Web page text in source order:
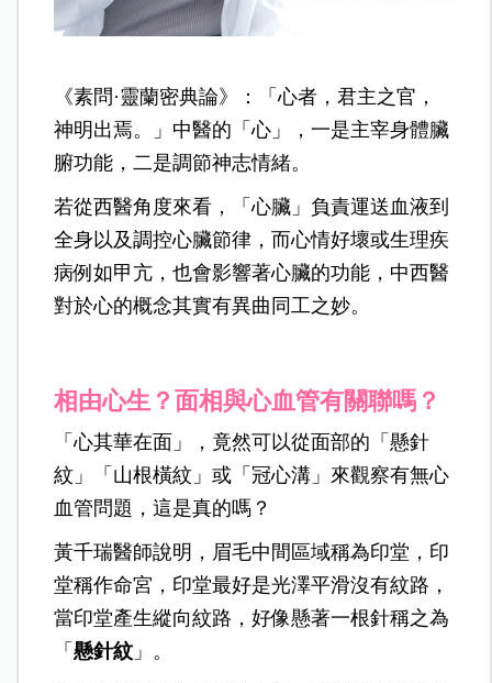
《素問·靈蘭密典論》：「心者，君主之官，
神明出焉。」中醫的「心」，一是主宰身體臟
腑功能，二是調節神志情緒。
若從西醫角度來看，「心臟」負責運送血液到
全身以及調控心臟節律，而心情好壞或生理疾
病例如甲亢，也會影響著心臟的功能，中西醫
對於心的概念其實有異曲同工之妙。
相由心生？面相與心血管有關聯嗎？
「心其華在面」，竟然可以從面部的「懸針
紋」「山根橫紋」或「冠心溝」來觀察有無心
血管問題，這是真的嗎？
黃千瑞醫師說明，眉毛中間區域稱為印堂，印
堂稱作命宮，印堂最好是光澤平滑沒有紋路，
當印堂產生縱向紋路，好像懸著一根針稱之為
「懸針紋 」。